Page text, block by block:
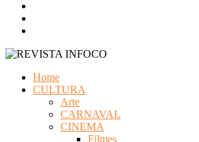
INFOCO
Home
CULTURA
Arte
CARNAVAL
CINEMA
Filmes